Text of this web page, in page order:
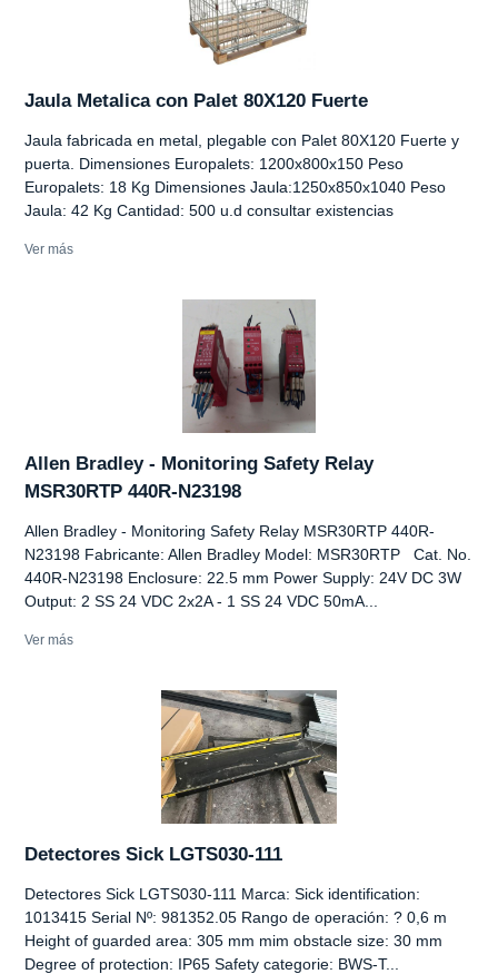
Jaula Metalica con Palet 80X120 Fuerte
Jaula fabricada en metal, plegable con Palet 80X120 Fuerte y
puerta. Dimensiones Europalets: 1200x800x150 Peso
Europalets: 18 Kg Dimensiones Jaula:1250x850x1040 Peso
Jaula: 42 Kg Cantidad: 500 u.d consultar existencias
Ver más
Allen Bradley - Monitoring Safety Relay
MSR30RTP 440R-N23198
Allen Bradley - Monitoring Safety Relay MSR30RTP 440R-
N23198 Fabricante: Allen Bradley Model: MSR30RTP Cat. No.
440R-N23198 Enclosure: 22.5 mm Power Supply: 24V DC 3W
Output: 2 SS 24 VDC 2x2A - 1 SS 24 VDC 50mA...
Ver más
Detectores Sick LGTS030-111
Detectores Sick LGTS030-111 Marca: Sick identification:
1013415 Serial Nº: 981352.05 Rango de operación: ? 0,6 m
Height of guarded area: 305 mm mim obstacle size: 30 mm
Degree of protection: IP65 Safety categorie: BWS-T...